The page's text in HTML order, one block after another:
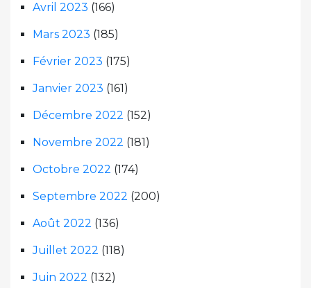
Avril 2023 (166)
Mars 2023 (185)
Février 2023 (175)
Janvier 2023 (161)
Décembre 2022 (152)
Novembre 2022 (181)
Octobre 2022 (174)
Septembre 2022 (200)
Août 2022 (136)
Juillet 2022 (118)
Juin 2022 (132)